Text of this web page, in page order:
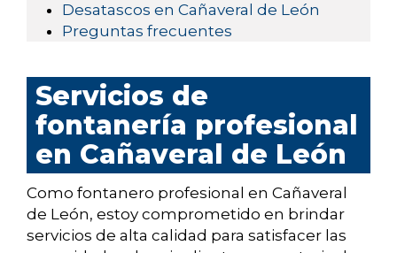
Desatascos en Cañaveral de León
Preguntas frecuentes
Servicios de
fontanería profesional
en Cañaveral de León
Como fontanero profesional en Cañaveral
de León, estoy comprometido en brindar
servicios de alta calidad para satisfacer las